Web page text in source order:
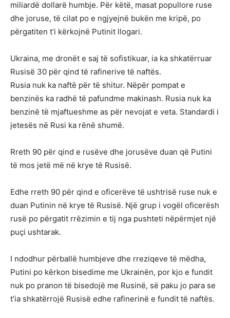
miliardë dollarë humbje. Për këtë, masat popullore ruse
dhe joruse, të cilat po e ngjyejnë bukën me kripë, po
përgatiten t’i kërkojnë Putinit llogari.
Ukraina, me dronët e saj të sofistikuar, ia ka shkatërruar
Rusisë 30 për qind të rafinerive të naftës.
Rusia nuk ka naftë për të shitur. Nëpër pompat e
benzinës ka radhë të pafundme makinash. Rusia nuk ka
benzinë të mjaftueshme as për nevojat e veta. Standardi i
jetesës në Rusi ka rënë shumë.
Rreth 90 për qind e rusëve dhe jorusëve duan që Putini
të mos jetë më në krye të Rusisë.
Edhe rreth 90 për qind e oficerëve të ushtrisë ruse nuk e
duan Putinin në krye të Rusisë. Një grup i vogël oficerësh
rusë po përgatit rrëzimin e tij nga pushteti nëpërmjet një
puçi ushtarak.
I ndodhur përballë humbjeve dhe rreziqeve të mëdha,
Putini po kërkon bisedime me Ukrainën, por kjo e fundit
nuk po pranon të bisedojë me Rusinë, së paku jo para se
t’ia shkatërrojë Rusisë edhe rafinerinë e fundit të naftës.